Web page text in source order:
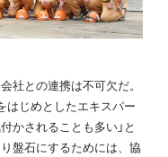
社との連携は不可欠だ。
はじめとしたエキスパー
かされることも多い」と
盤石にするためには、協